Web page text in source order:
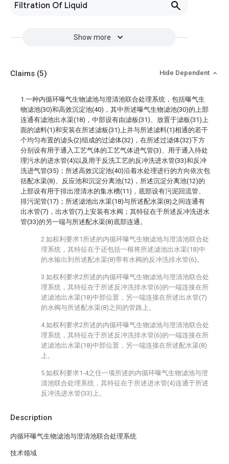
Filtration Of Liquid
Show more
Description
内循环曝气生物滤池与澄清池联合处理系统
技术领域
Claims (5) Hide Dependent
1.一种内循环曝气生物滤池与澄清池联合处理系统，包括曝气生
物滤池(30)和高效沉淀池(40)，其中所述曝气生物滤池(30)的上部
连通有滤池出水渠(18)，中部设有由滤板(31)、放置于滤板(31)上
面的滤料(1)和安装在所述滤板(31)上并与所述滤料(1)相通的若干
个均匀布置的滤头(2)组成的过滤体(32)，在所述过滤体(32)下方
分别设有用于通入工艺气体的工艺气体进气管(3)、用于通入待处
理污水的进水管(4)以及用于反洗工艺的反冲洗进水管(33)和反冲
洗进气管(35)；所述高效沉淀池(40)沿着水处理进行的方向依次包
括配水渠(8)、反应池和沉淀分离池(12)，所述沉淀分离池(12)的
上部设有用于排出澄清水的集水槽(11)，底部设有污泥回流管、
排污泥管(17)；所述滤池出水渠(18)与所述配水渠(8)之间连通有
出水管(7)，出水管(7)上安装有水阀；其特征在于所述反冲洗进水
管(33)的另一端与所述配水渠(8)底部连通。
2.如权利要求1所述的内循环曝气生物滤池与澄清池联合处
理系统，其特征在于还包括一根将所述滤池出水渠(18)中
的水输出到所述配水渠(8)带有水阀的反冲洗排水管(6)。
3.如权利要求2所述的内循环曝气生物滤池与澄清池联合处
理系统，其特征在于所述反冲洗排水管(6)的一端连接在所
述滤池出水渠(18)中部位置，另一端连接在所述出水管(7)
的水阀与所述配水渠(8)之间的管路上。
4.如权利要求2所述的内循环曝气生物滤池与澄清池联合处
理系统，其特征在于所述反冲洗排水管(6)的一端连接在所
述滤池出水渠(18)中部位置，另一端连接在所述配水渠(8)
上。
5.如权利要求1-4之任一项所述的内循环曝气生物滤池与澄
清池联合处理系统，其特征在于所述进水管(4)连通于所述
反冲洗进水管(33)上。